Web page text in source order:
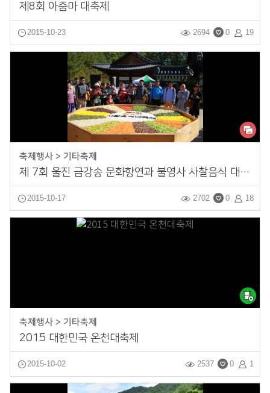
제8회 아줌마 대축제
2015-10-23 19
0
2694
축제행사 > 기타축제
제 7회 울진 금강송 문화향연과 불영사 사찰음식 대축제
2015-10-17 18
0
2702
축제행사 > 기타축제
2015 대한민국 온천대축제
2015-10-02 1
0
2537